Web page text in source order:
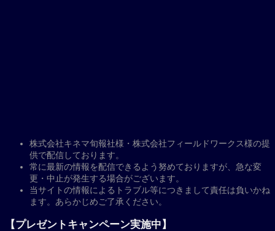
株式会社キネマ旬報社様・株式会社フィールドワークス様の提
供で配信しております。
常に最新の情報を配信できるよう努めておりますが、急な変
更・中止が発生する場合がございます。
当サイトの情報によるトラブル等につきまして責任は負いかね
ます。あらかじめご了承ください。
【プレゼントキャンペーン実施中】